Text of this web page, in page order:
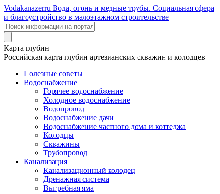
Vodakanazerru Вода, огонь и медные трубы. Социальная сфера
и благоустройство в малоэтажном строительстве
Карта глубин
Российская карта глубин артезианских скважин и колодцев
Полезные советы
Водоснабжение
Горячее водоснабжение
Холодное водоснабжение
Водопровод
Водоснабжение дачи
Водоснабжение частного дома и коттеджа
Колодцы
Скважины
Трубопровод
Канализация
Канализационный колодец
Дренажная система
Выгребная яма